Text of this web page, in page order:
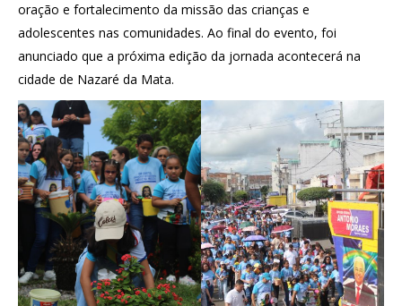
oração e fortalecimento da missão das crianças e
adolescentes nas comunidades. Ao final do evento, foi
anunciado que a próxima edição da jornada acontecerá na
cidade de Nazaré da Mata.